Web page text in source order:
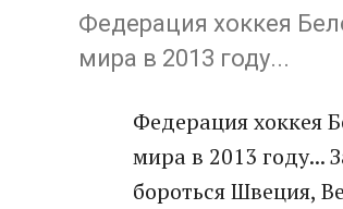
Федерация хоккея
мира в 2013 году...
Федерация хоккея
мира в 2013 году...
бороться Швеция,